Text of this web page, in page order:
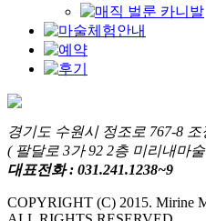
경기도 수원시 정조로 767-8
( 팔달로 3가 92 2층 미리내마
대표전화 : 031.241.1238~9
COPYRIGHT (C) 2015. Mirine